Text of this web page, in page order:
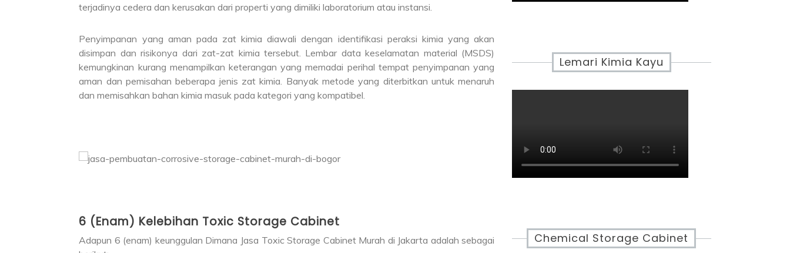
terjadinya cedera dan kerusakan dari properti yang dimiliki laboratorium atau instansi.
Penyimpanan yang aman pada zat kimia diawali dengan identifikasi peraksi kimia yang akan
disimpan dan risikonya dari zat-zat kimia tersebut. Lembar data keselamatan material (MSDS)
kemungkinan kurang menampilkan keterangan yang memadai perihal tempat penyimpanan yang
aman dan pemisahan beberapa jenis zat kimia. Banyak metode yang diterbitkan untuk menaruh
dan memisahkan bahan kimia masuk pada kategori yang kompatibel.
6 (Enam) Kelebihan Toxic Storage Cabinet
Adapun 6 (enam) keunggulan Dimana Jasa Toxic Storage Cabinet Murah di Jakarta adalah sebagai
Lemari Kimia Kayu
Chemical Storage Cabinet